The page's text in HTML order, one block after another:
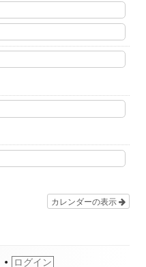
カレンダーの表示
• ログイン